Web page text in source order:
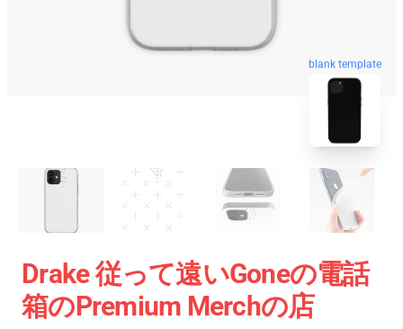
blank template
Drake 従って遠いGoneの電話
箱のPremium Merchの店